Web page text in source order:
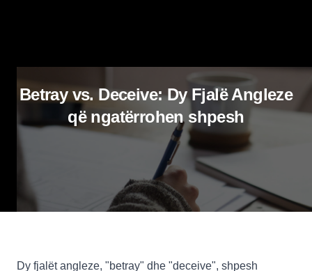
Betray vs. Deceive: Dy Fjalë Angleze
që ngatërrohen shpesh
Dy fjalët angleze, "betray" dhe "deceive", shpesh